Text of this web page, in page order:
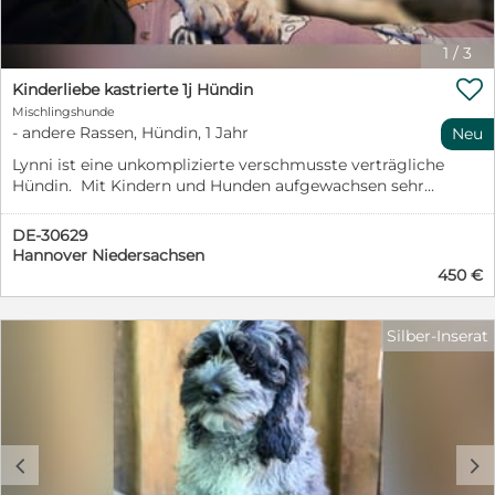
1 / 3
Kinderliebe kastrierte 1j Hündin
Mischlingshunde
- andere Rassen, Hündin, 1 Jahr
Lynni ist eine unkomplizierte verschmusste verträgliche
Hündin. Mit Kindern und Hunden aufgewachsen sehr
Aktuell hat sie 10 Kilo 40 cm Kann gerne nach
Absprache besucht werden . Wir senden gerne Fotos u

Neu
DE-30629
Hannover Niedersachsen
450 €
c d
Silber-Inserat